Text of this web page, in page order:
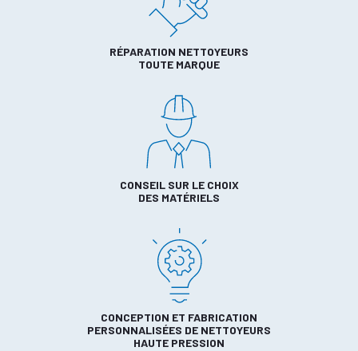
RÉPARATION NETTOYEURS
TOUTE MARQUE
CONSEIL SUR LE CHOIX
DES MATÉRIELS
CONCEPTION ET FABRICATION
PERSONNALISÉES DE NETTOYEURS
HAUTE PRESSION